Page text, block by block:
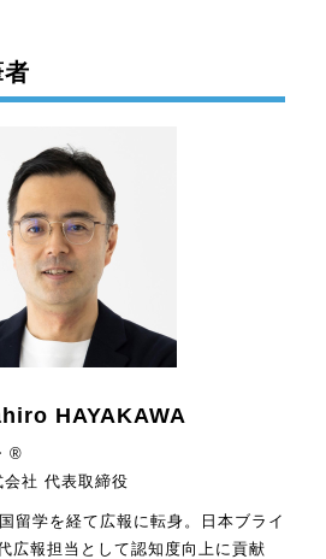
HAYAKAWA
®
社 代表取締役
留学を経て広報に転身。日本ブライ
広報担当として認知度向上に貢献